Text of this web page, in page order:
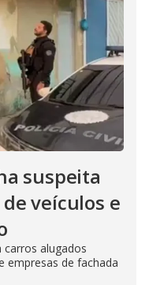
suspeita
veículos e
alugados
empresas de fachada